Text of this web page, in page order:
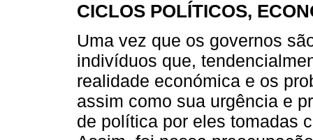
CICLOS POLÍTICOS,
Uma vez que os governos
indivíduos que,
realidade económica e os
assim como sua urgência e
de política por eles tomadas